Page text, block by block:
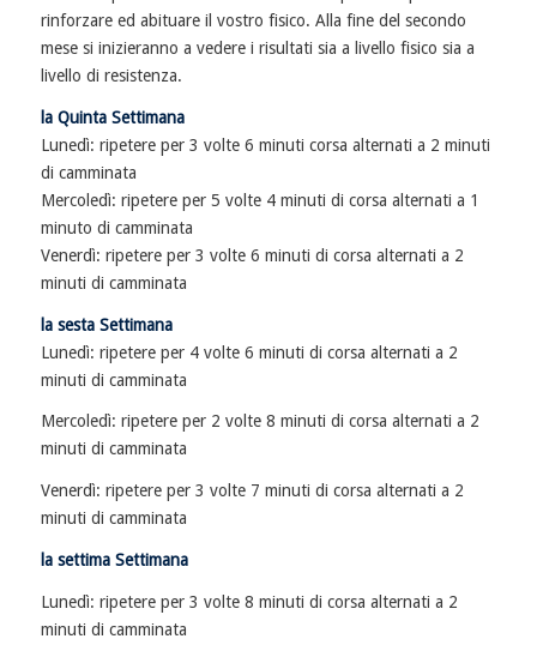
rinforzare ed abituare il vostro fisico. Alla fine del secondo
mese si inizieranno a vedere i risultati sia a livello fisico sia a
livello di resistenza.
la Quinta Settimana
Lunedì: ripetere per 3 volte 6 minuti corsa alternati a 2 minuti
di camminata
Mercoledì: ripetere per 5 volte 4 minuti di corsa alternati a 1
minuto di camminata
Venerdì: ripetere per 3 volte 6 minuti di corsa alternati a 2
minuti di camminata
la sesta Settimana
Lunedì: ripetere per 4 volte 6 minuti di corsa alternati a 2
minuti di camminata
Mercoledì: ripetere per 2 volte 8 minuti di corsa alternati a 2
minuti di camminata
Venerdì: ripetere per 3 volte 7 minuti di corsa alternati a 2
minuti di camminata
la settima Settimana
Lunedì: ripetere per 3 volte 8 minuti di corsa alternati a 2
minuti di camminata